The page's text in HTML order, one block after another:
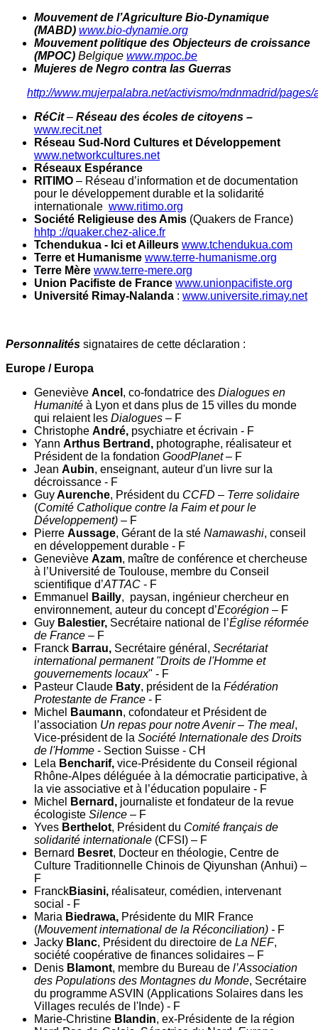
Mouvement de l’Agriculture Bio-Dynamique
(MABD) www.bio-dynamie.org
Mouvement politique des Objecteurs de croissance
(MPOC) Belgique www.mpoc.be
Mujeres de Negro contra las Guerras
http://www.mujerpalabra.net/activismo/mdnmadrid/
RéCit– Réseau des écoles de citoyens –
www.recit.net
Réseau Sud-Nord Cultures et Développement
www.networkcultures.net
Réseaux Espérance
RITIMO – Réseau d’information et de documentation
pour le développement durable et la solidarité
internationale www.ritimo.org
Société Religieuse des Amis (Quakers de France)
hhtp ://quaker.chez-alice.fr
Tchendukua - Ici et Ailleurs www.tchendukua.com
Terre et Humanisme www.terre-humanisme.org
Terre Mère www.terre-mere.org
Union Pacifiste de France www.unionpacifiste.org
Université Rimay-Nalanda : www.universite.rimay.net
Personnalités signataires de cette déclaration :
Europe / Europa
Geneviève Ancel , co-fondatrice des Dialogues en
Humanité à Lyon et dans plus de 15 villes du monde
qui relaient les Dialogues – F
Christophe André, psychiatre et écrivain - F
Yann Arthus Bertrand, photographe, réalisateur et
Président de la fondation GoodPlanet– F
Jean Aubin, enseignant, auteur d'un livre sur la
décroissance - F
GuyAurenche, Président du CCFD – Terre solidaire
(Comité Catholique contre la Faim et pour le
Développement) – F
Pierre Aussage, Gérant de la sté Namawashi, conseil
en développement durable - F
Geneviève Azam, maître de conférence et chercheuse
à l’Université de Toulouse, membre du Conseil
scientifique d’ATTAC - F
Emmanuel
Bailly, paysan, ingénieur chercheur en
environnement, auteur du concept d’Ecorégion – F
Guy Balestier, Secrétaire national de l’Église réformée
de France – F
Franck Barrau, Secrétaire général, Secrétariat
international permanent "Droits de l'Homme et
gouvernements locaux" - F
Pasteur Claude Baty, président de la Fédération
Protestante de France - F
Michel
Baumann, cofondateur et Président de
l’association Un repas pour notre Avenir– The meal,
Vice-président de la Société Internationale des Droits
de l'Homme - Section Suisse - CH
Lela Bencharif, vice-Présidente du Conseil régional
Rhône-Alpes déléguée à la démocratie participative, à
la vie associative et à l’éducation populaire - F
Michel
Bernard, journaliste et fondateur de la revue
écologiste Silence – F
Yves Berthelot, Président du Comité français de
solidarité internationale (CFSI) – F
Bernard Besret, Docteur en théologie, Centre de
Culture Traditionnelle Chinois de Qiyunshan (Anhui) –
F
FranckBiasini, réalisateur, comédien, intervenant
social - F
Maria Biedrawa, Présidente du MIR France
(Mouvement international de la Réconciliation) - F
Jacky Blanc, Président du directoire de La NEF,
société coopérative de finances solidaires – F
Denis Blamont, membre du Bureau de l’Association
des Populations des Montagnes du Monde, Secrétaire
du programme ASVIN (Applications Solaires dans les
Villages reculés de l'Inde) - F
Marie-Christine Blandin, ex-Présidente de la région